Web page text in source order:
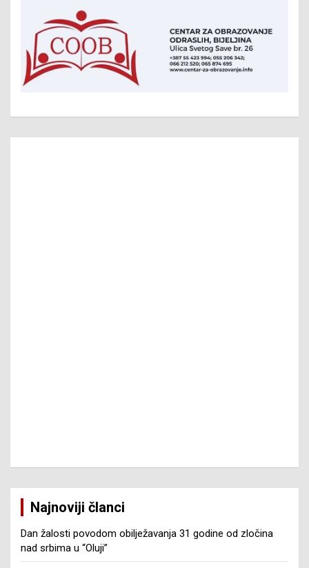
Najnoviji članci
Dan žalosti povodom obilježavanja 31 godine od zločina
nad srbima u “Oluji”